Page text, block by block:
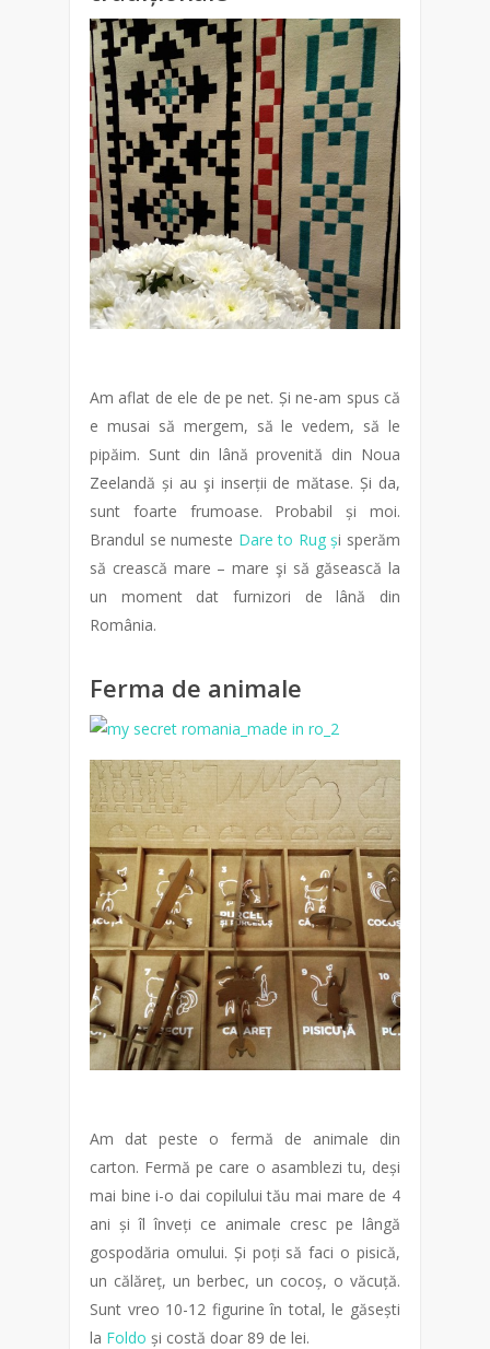
Am aflat de ele de pe net. Și ne-am spus că
e musai să mergem, să le vedem, să le
pipăim. Sunt din lână provenită din Noua
Zeelandă și au şi inserții de mătase. Și da,
sunt foarte frumoase. Probabil și moi.
Brandul se numeste Dare to Rug și sperăm
să crească mare – mare şi să găsească la
un moment dat furnizori de lână din
România.
Ferma de animale
Am dat peste o fermă de animale din
carton. Fermă pe care o asamblezi tu, deși
mai bine i-o dai copilului tău mai mare de 4
ani și îl înveți ce animale cresc pe lângă
gospodăria omului. Și poți să faci o pisică,
un călăreț, un berbec, un cocoș, o văcuță.
Sunt vreo 10-12 figurine în total, le găsești
la Foldo și costă doar 89 de lei.